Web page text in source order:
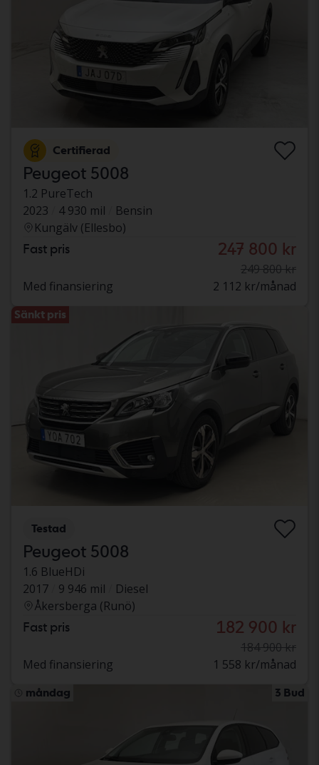
Certifierad
Peugeot 5008
1.2 PureTech
2023
4 930 mil
Bensin
Kungälv (Ellesbo)
Fast pris 247 800 kr
249 800 kr
Med finansiering
2 112 kr/månad
Sänkt pris
Testad
Peugeot 5008
1.6 BlueHDi
2017
9 946 mil
Diesel
Åkersberga (Runö)
Fast pris 182 900 kr
184 900 kr
Med finansiering
1 558 kr/månad
måndag 3 Bud